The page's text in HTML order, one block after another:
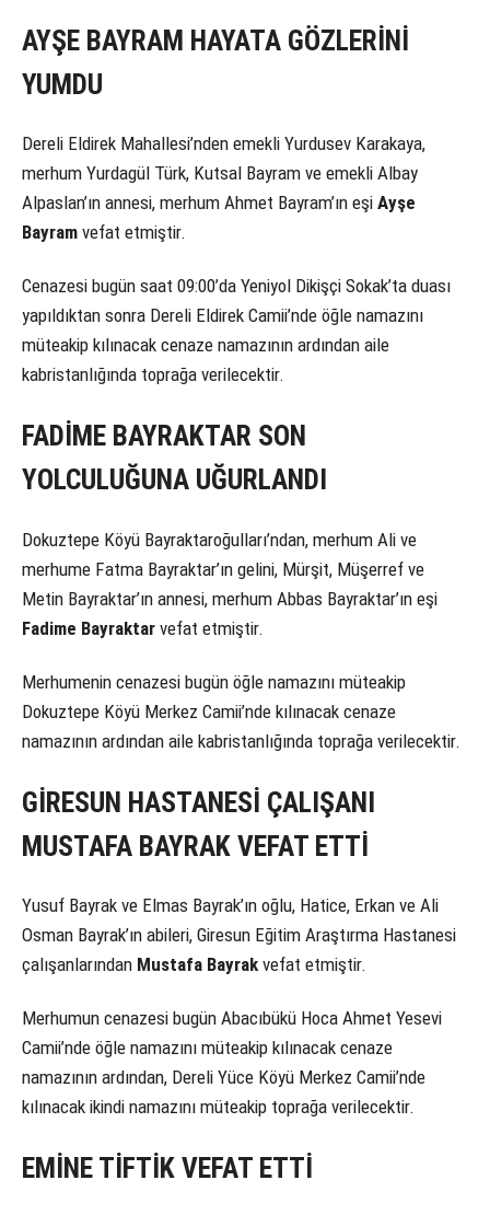
AYŞE BAYRAM HAYATA GÖZLERİNİ
YUMDU
Dereli Eldirek Mahallesi’nden emekli Yurdusev Karakaya,
merhum Yurdagül Türk, Kutsal Bayram ve emekli Albay
Alpaslan’ın annesi, merhum Ahmet Bayram’ın eşi Ayşe
Bayram vefat etmiştir.
Cenazesi bugün saat 09:00’da Yeniyol Dikişçi Sokak’ta duası
yapıldıktan sonra Dereli Eldirek Camii’nde öğle namazını
müteakip kılınacak cenaze namazının ardından aile
kabristanlığında toprağa verilecektir.
FADİME BAYRAKTAR SON
YOLCULUĞUNA UĞURLANDI
Dokuztepe Köyü Bayraktaroğulları’ndan, merhum Ali ve
merhume Fatma Bayraktar’ın gelini, Mürşit, Müşerref ve
Metin Bayraktar’ın annesi, merhum Abbas Bayraktar’ın eşi
Fadime Bayraktar vefat etmiştir.
Merhumenin cenazesi bugün öğle namazını müteakip
Dokuztepe Köyü Merkez Camii’nde kılınacak cenaze
namazının ardından aile kabristanlığında toprağa verilecektir.
GİRESUN HASTANESİ ÇALIŞANI
MUSTAFA BAYRAK VEFAT ETTİ
Yusuf Bayrak ve Elmas Bayrak’ın oğlu, Hatice, Erkan ve Ali
Osman Bayrak’ın abileri, Giresun Eğitim Araştırma Hastanesi
çalışanlarından Mustafa Bayrak vefat etmiştir.
Merhumun cenazesi bugün Abacıbükü Hoca Ahmet Yesevi
Camii’nde öğle namazını müteakip kılınacak cenaze
namazının ardından, Dereli Yüce Köyü Merkez Camii’nde
kılınacak ikindi namazını müteakip toprağa verilecektir.
EMİNE TİFTİK VEFAT ETTİ